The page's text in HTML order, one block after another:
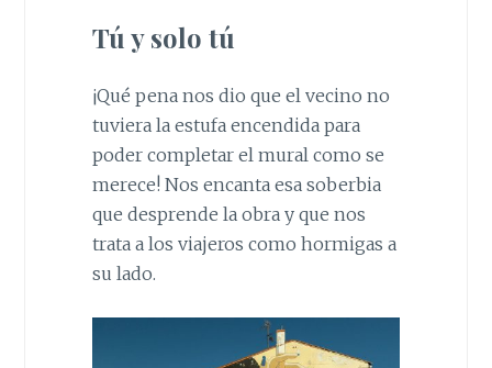
Tú y solo tú
¡Qué pena nos dio que el vecino no
tuviera la estufa encendida para
poder completar el mural como se
merece! Nos encanta esa soberbia
que desprende la obra y que nos
trata a los viajeros como hormigas a
su lado.